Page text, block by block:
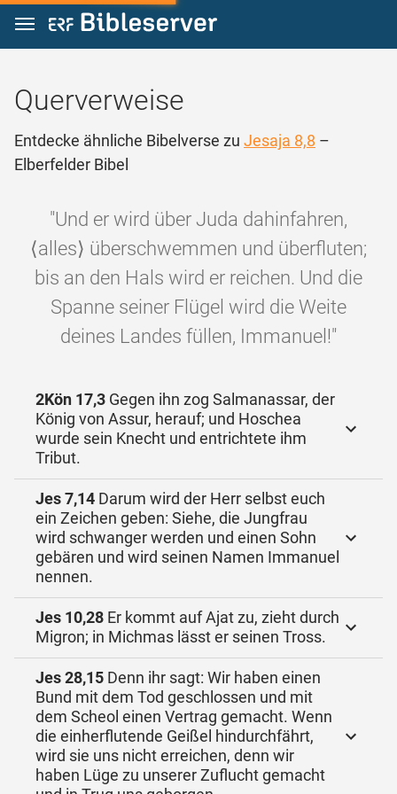
Zum Inhalt springen
Querverweise
Entdecke ähnliche Bibelverse zu Jesaja 8,8 –
Elberfelder Bibel
"Und er wird über Juda dahinfahren,
⟨alles⟩ überschwemmen und überfluten;
bis an den Hals wird er reichen. Und die
Spanne seiner Flügel wird die Weite
deines Landes füllen, Immanuel!"
2Kön 17,3 Gegen ihn zog Salmanassar, der
König von Assur, herauf; und Hoschea
wurde sein Knecht und entrichtete ihm
Tribut.
Jes 7,14 Darum wird der Herr selbst euch
ein Zeichen geben: Siehe, die Jungfrau
wird schwanger werden und einen Sohn
gebären und wird seinen Namen Immanuel
nennen.
Jes 10,28 Er kommt auf Ajat zu, zieht durch
Migron; in Michmas lässt er seinen Tross.
Jes 28,15 Denn ihr sagt: Wir haben einen
Bund mit dem Tod geschlossen und mit
dem Scheol einen Vertrag gemacht. Wenn
die einherflutende Geißel hindurchfährt,
wird sie uns nicht erreichen, denn wir
haben Lüge zu unserer Zuflucht gemacht